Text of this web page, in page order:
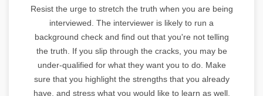
Resist the urge to stretch the truth when you are being
interviewed. The interviewer is likely to run a
background check and find out that you're not telling
the truth. If you slip through the cracks, you may be
under-qualified for what they want you to do. Make
sure that you highlight the strengths that you already
have, and stress what you would like to learn as well.